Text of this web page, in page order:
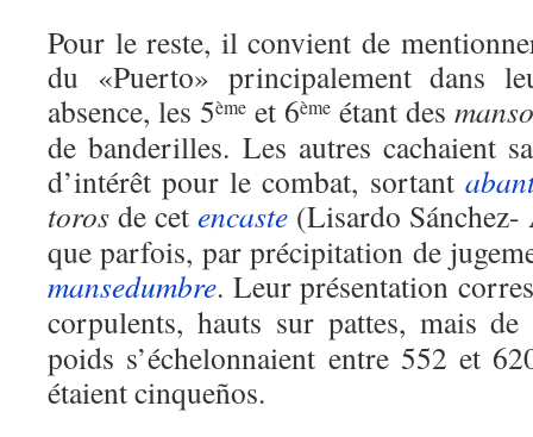
Pour le reste, il convient de
du «Puerto» principalement dans
absence, les 5ème et 6ème étant des
de banderilles. Les autres cachaient
d’intérêt pour le combat, sortant
toros de cet encaste (Lisardo Sánchez-
que parfois, par précipitation de
mansedumbre. Leur présentation
corpulents, hauts sur pattes, mais
poids s’échelonnaient entre 552 et
étaient cinqueños.